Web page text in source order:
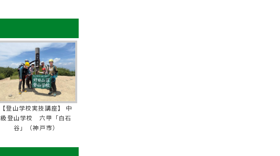
【登山学校実技講座】 中
級登山学校 六甲「白石
谷」（神戸市）